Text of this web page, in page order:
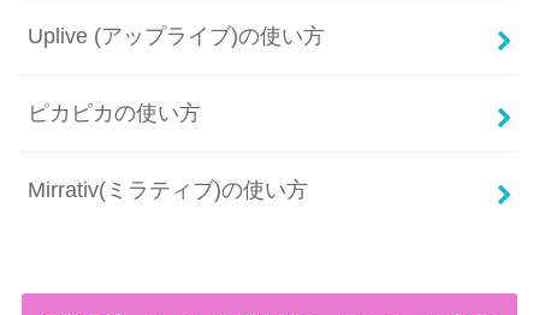
Uplive (アップライブ)の使い方
ピカピカの使い方
Mirrativ(ミラティブ)の使い方